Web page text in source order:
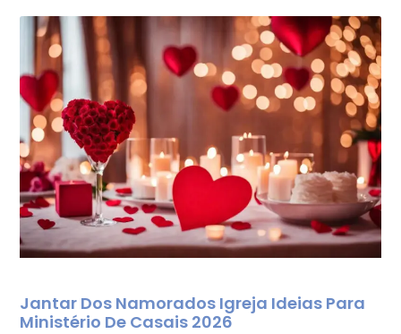
Jantar Dos Namorados Igreja Ideias Para
Ministério De Casais 2026